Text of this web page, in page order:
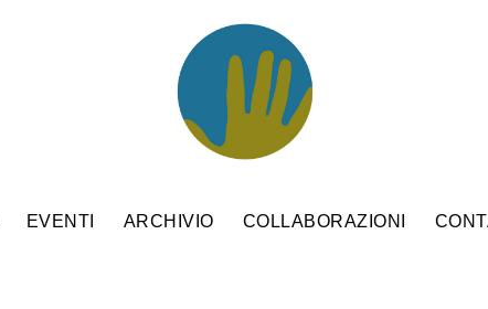
EVENTI ARCHIVIO COLLABORAZIONI